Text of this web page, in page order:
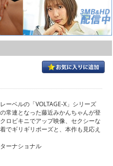
ーベルの「VOLTAGE-X」シリーズ
常連となった藤近みかんちゃんが登
ロビキニでアップ映像、セクシーな
でギリギリポーズと、本作も見応え
ーナショナル